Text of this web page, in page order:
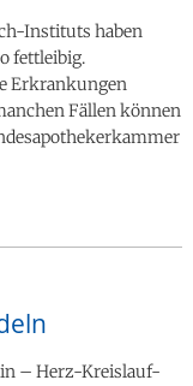
Instituts haben
fettleibig.
Erkrankungen
Fällen können
– Herz-Kreislauf-